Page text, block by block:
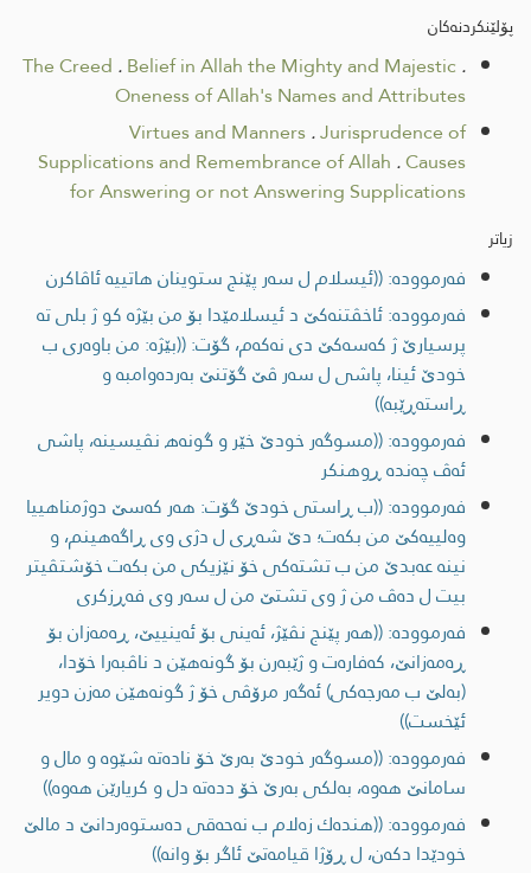
پۆلێنکردنەکان
The Creed .Belief in Allah the Mighty and Majestic .
Oneness of Allah's Names and Attributes
Virtues and Manners.Jurisprudence of
Supplications and Remembrance of Allah .Causes
for Answering or not Answering Supplications
زیاتر
فەرموودە: ((ئيسلام ل سه‌ر پێنج ستوینان هاتییه‌ ئاڤاكرن
فەرموودە: ئاخڤتنه‌كێ د ئیسلامێدا بۆ من بێژە کو ژ بلی تە
پرسیارێ ژ كه‌سه‌كێ دی نەکەم، گۆت: ((بێژە: من باوەری ب
خودێ ئینا، پاشی ل سه‌ر ڤێ گۆتنێ به‌رده‌وامبه‌ و
ڕاسته‌ڕێبه‌))
فەرموودە: ((مسوگه‌ر خودێ خێر و گونه‌ھ نڤیسینە، پاشی
ئه‌ڤ چه‌نده‌ ڕوهنكر
فەرموودە: ((ب ڕاستی خودێ گۆت: هه‌ر كه‌سێ دوژمناهییا
وه‌لییه‌كێ من بكه‌ت؛ دێ شه‌ڕی ل دژی وی ڕاگه‌هینم، و
نینه‌ عه‌بدێ من ب تشته‌كی خۆ نێزیكی من بكه‌ت خۆشتڤیتر
بیت ل ده‌ڤ من ژ وی تشتێ من ل سه‌ر وی فه‌ڕزكری
فەرموودە: ((هه‌ر پێنج نڤێژ، ئه‌ینی بۆ ئه‌ینییێ، ڕه‌مه‌زان بۆ
ڕه‌مه‌زانێ، كه‌فاره‌ت و ژێبه‌رن بۆ گونه‌هێن د ناڤبه‌را خۆدا،
(به‌لێ ب مه‌رجه‌كی) ئه‌گه‌ر مرۆڤی خۆ ژ گونه‌هێن مه‌زن دویر
ئێخست))
فەرموودە: ((مسوگه‌ر خودێ به‌رێ خۆ ناده‌ته‌ شێوه‌ و مال و
سامانێ هه‌وه‌، به‌لكی به‌رێ خۆ دده‌ته‌ دل و كریارێن هه‌وه‌))
فەرموودە: ((هنده‌ك زه‌لام ب نه‌حه‌قی ده‌ستوه‌ردانێ د مالێ
خودێدا دكه‌ن، ل ڕۆژا قیامه‌تێ ئاگر بۆ وانه‌))